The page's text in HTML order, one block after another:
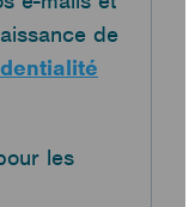
de
les